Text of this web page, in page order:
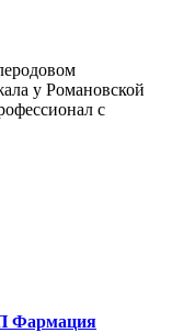
у Романовской
с
Фармация